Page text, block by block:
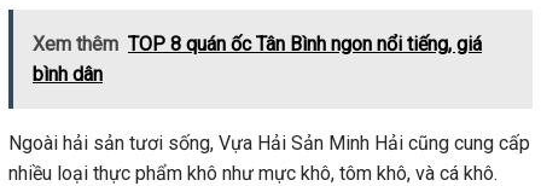
Xem thêm TOP 8 quán ốc Tân Bình ngon nổi tiếng, giá
bình dân
Ngoài hải sản tươi sống, Vựa Hải Sản Minh Hải cũng cung cấp
nhiều loại thực phẩm khô như mực khô, tôm khô, và cá khô.